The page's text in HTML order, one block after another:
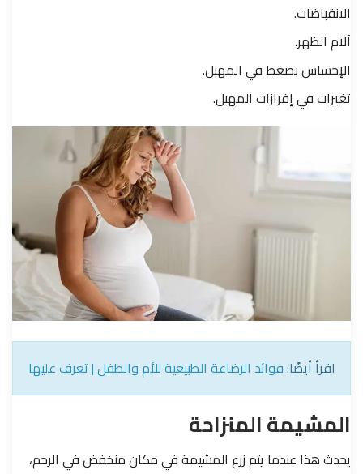
الانقباضات.
آلام الظهر.
الإحساس بضغط في المهبل.
تغيرات في إفرازات المهبل.
اقرأ أيضًا:فوائد الرضاعة الطبيعية للأم والطفل | تعرف عليها
المشيمة المنزاحة
يحدث هذا عندما يتم زرع المشيمة في مكان منخفض في الرحم،